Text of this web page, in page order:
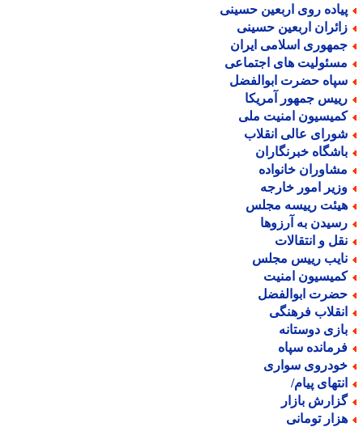
روی اربعین حسینی
اربعین حسینی
اسلامی ایران
های اجتماعی
حضرت ابوالفضل
جمهور آمریکا
امنیت ملی
عالی انقلاب
خبرنگاران
خانواده
امور خارجه
رییسه مجلس
به آرزوها
و انتقالات
رییس مجلس
امنیت
ابوالفضل
فرهنگی
دوستانه
سپاه
سواری
پیام/
بازار
تومانی